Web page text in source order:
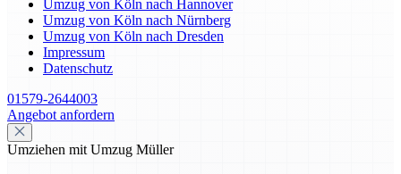
Umzug von Köln nach Hannover
Umzug von Köln nach Nürnberg
Umzug von Köln nach Dresden
Impressum
Datenschutz
01579-2644003
Angebot anfordern
Umziehen mit Umzug Müller